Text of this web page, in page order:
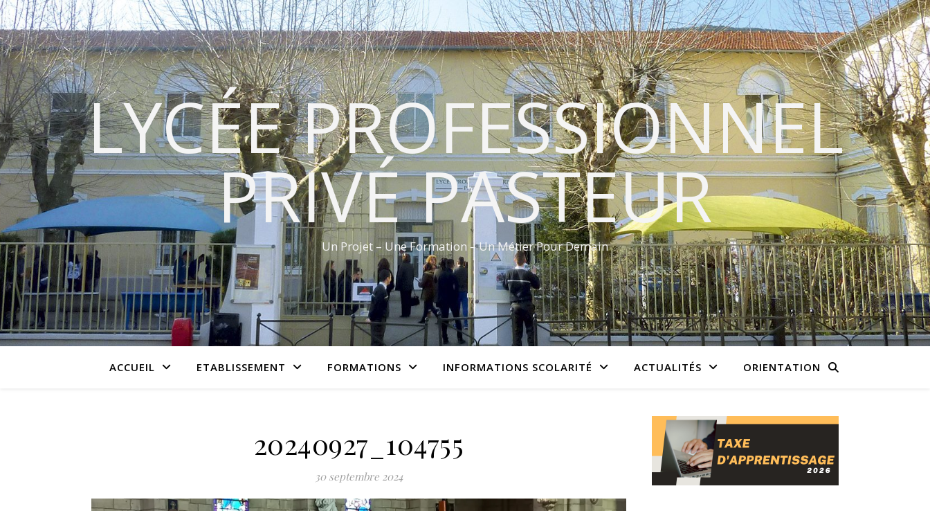
LYCÉE PROFESSIONNEL
PRIVÉ PASTEUR
Un Projet – Une Formation – Un Métier Pour Demain
ACCUEIL ETABLISSEMENT FORMATIONS INFORMATIONS SCOLARITÉ ACTUALITÉS ORIENTATION
20240927_104755
30 septembre 2024